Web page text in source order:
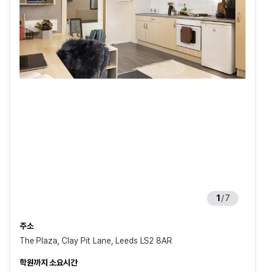
1 /7
주소
The Plaza, Clay Pit Lane, Leeds LS2 8AR
학원까지 소요시간